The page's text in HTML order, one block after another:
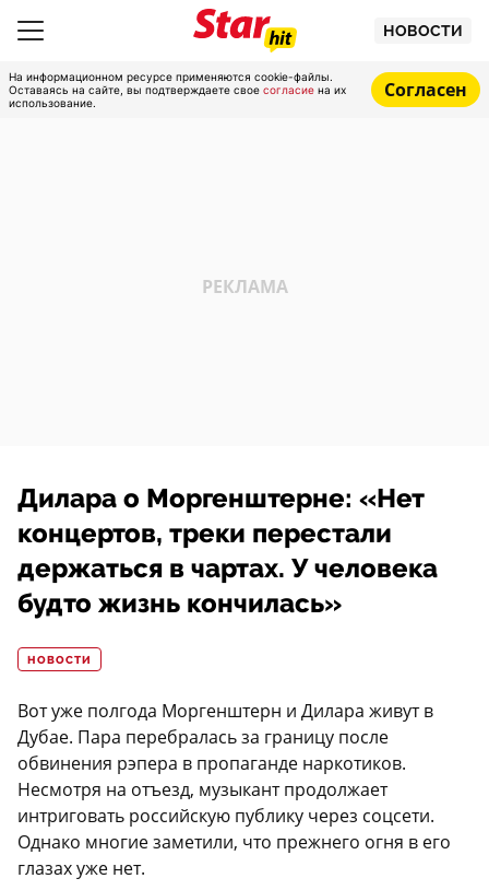
НОВОСТИ
На информационном ресурсе применяются cookie-файлы.
Оставаясь на сайте, вы подтверждаете свое согласие на их
использование.
Согласен
Дилара о Моргенштерне: «Нет
концертов, треки перестали
держаться в чартах. У человека
будто жизнь кончилась»
НОВОСТИ
Вот уже полгода Моргенштерн и Дилара живут в
Дубае. Пара перебралась за границу после
обвинения рэпера в пропаганде наркотиков.
Несмотря на отъезд, музыкант продолжает
интриговать российскую публику через соцсети.
Однако многие заметили, что прежнего огня в его
глазах уже нет.